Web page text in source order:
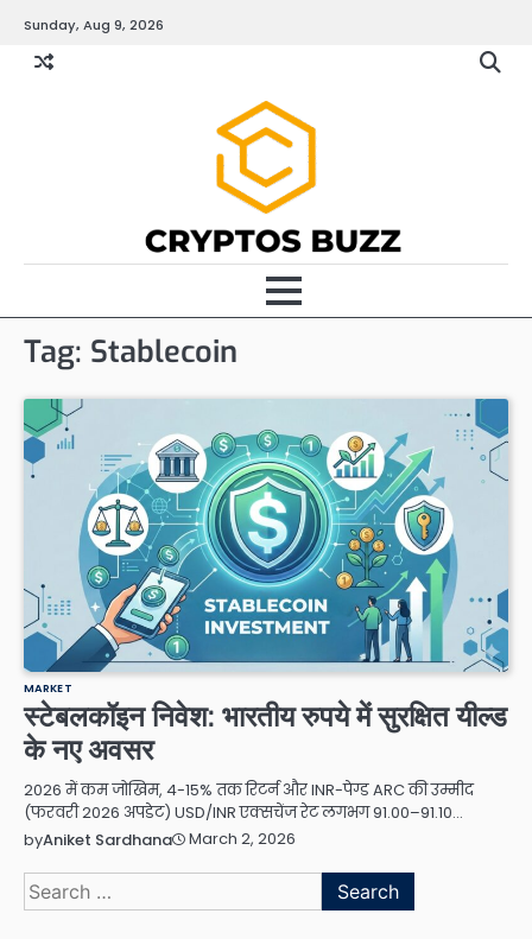
content
Sunday, Aug 9, 2026
Tag: Stablecoin
MARKET
स्टेबलकॉइन निवेश: भारतीय रुपये में सुरक्षित यील्ड
के नए अवसर
2026 में कम जोखिम, 4-15% तक रिटर्न और INR-पेग्ड ARC की उम्मीद
(फरवरी 2026 अपडेट) USD/INR एक्सचेंज रेट लगभग 91.00–91.10…
byAniket Sardhana March 2, 2026
Search
for: